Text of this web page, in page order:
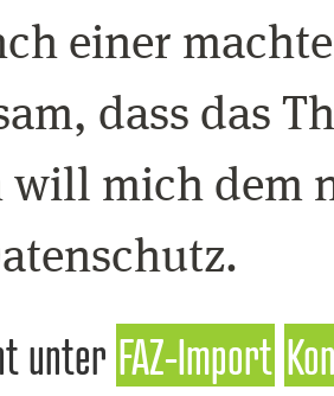
einer
dass das
mich dem
unter FAZ-Import